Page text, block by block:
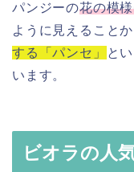
パンジーの花の模
ように見えること
する「パンセ」
と
います。
ビオラの人